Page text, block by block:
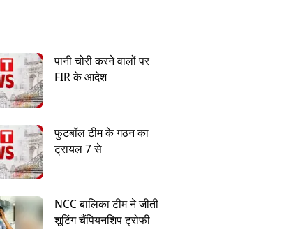
पानी चोरी करने वालों पर
FIR के आदेश
फुटबॉल टीम के गठन का
ट्रायल 7 से
NCC बालिका टीम ने जीती
शूटिंग चैंपियनशिप ट्रोफी